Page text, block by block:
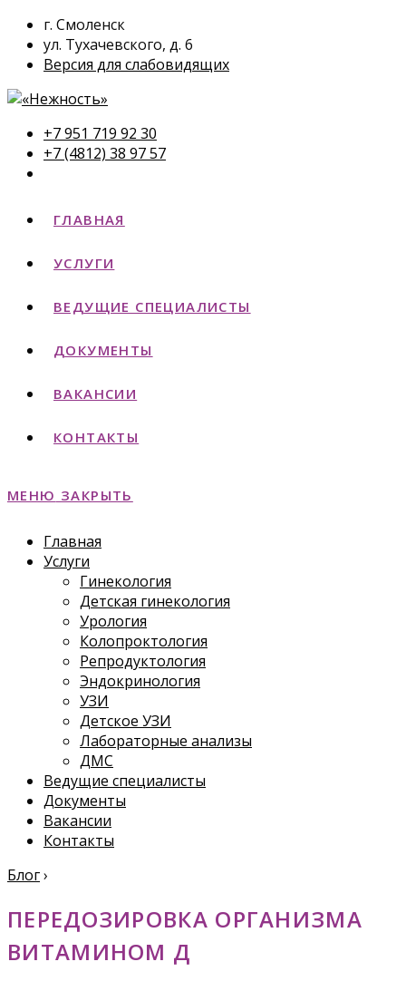
г. Смоленск
ул. Тухачевского, д. 6
Версия для слабовидящих
+7 951 719 92 30
+7 (4812) 38 97 57
ГЛАВНАЯ
УСЛУГИ
ВЕДУЩИЕ СПЕЦИАЛИСТЫ
ДОКУМЕНТЫ
ВАКАНСИИ
КОНТАКТЫ
МЕНЮ ЗАКРЫТЬ
Главная
Услуги
Гинекология
Детская гинекология
Урология
Колопроктология
Репродуктология
Эндокринология
УЗИ
Детское УЗИ
Лабораторные анализы
ДМС
Ведущие специалисты
Документы
Вакансии
Контакты
Блог›
ПЕРЕДОЗИРОВКА ОРГАНИЗМА
ВИТАМИНОМ Д